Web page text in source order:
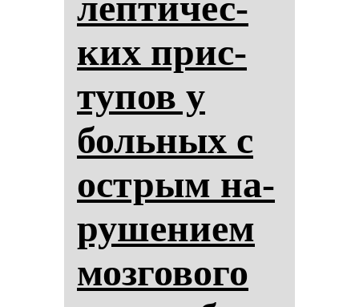
ких прис­
ту­пов у
боль­ных с
ос­трым на­
ру­ше­ни­ем
моз­го­во­го